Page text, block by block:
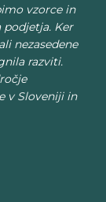
vzorce in
Ker
nezasedene
razviti.
v Sloveniji in